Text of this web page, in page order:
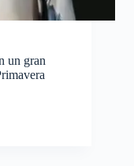
un gran